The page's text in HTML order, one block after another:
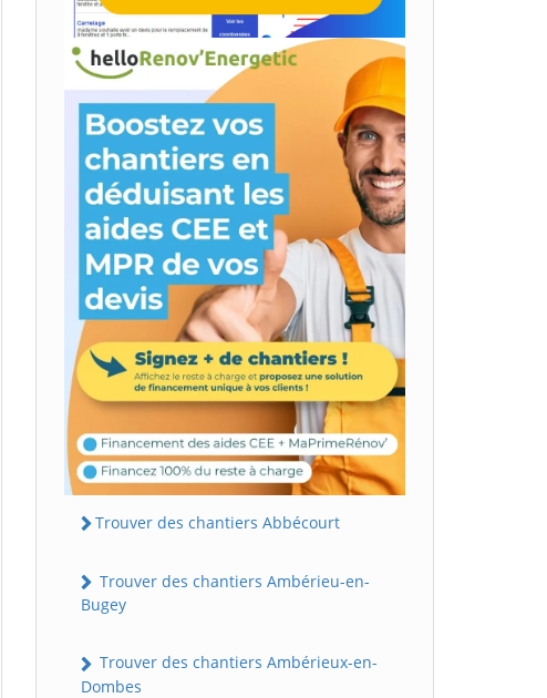
Trouver des chantiers Abbécourt
Trouver des chantiers Ambérieu-en-
Bugey
Trouver des chantiers Ambérieux-en-
Dombes